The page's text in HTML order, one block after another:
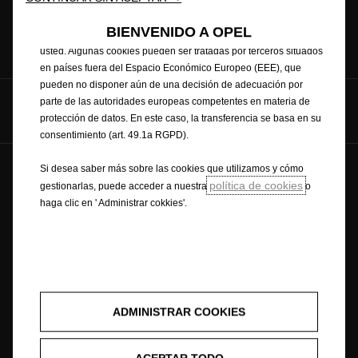
Seguinos en
© Opel 2024
Política de cookies y privacidad
Aviso legal
Opel en el mundo
Consentimiento de cookies
Opel hará todos los esfuerzos razonables para garantizar que el
contenido de este Sitio sea preciso y esté actualizado, pero no acepta
confianza en los contenidos del Sitio. Es posible que parte de la
BIENVENIDO A OPEL
terceros para enviar anuncios que sean más adecuados para
usted. Algunas cookies pueden ser tratadas por terceros situados
en países fuera del Espacio Económico Europeo (EEE), que
pueden no disponer aún de una decisión de adecuación por
parte de las autoridades europeas competentes en materia de
protección de datos. En este caso, la transferencia se basa en su
consentimiento (art. 49.1a RGPD).
Si desea saber más sobre las cookies que utilizamos y cómo
gestionarlas, puede acceder a nuestra política de cookies o
haga clic en ' Administrar cokkies'.
ADMINISTRAR COOKIES